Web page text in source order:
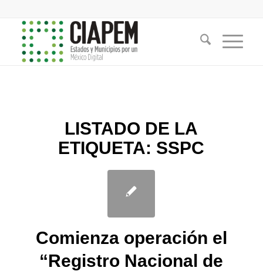
LISTADO DE LA
ETIQUETA: SSPC
Comienza operación el
“Registro Nacional de